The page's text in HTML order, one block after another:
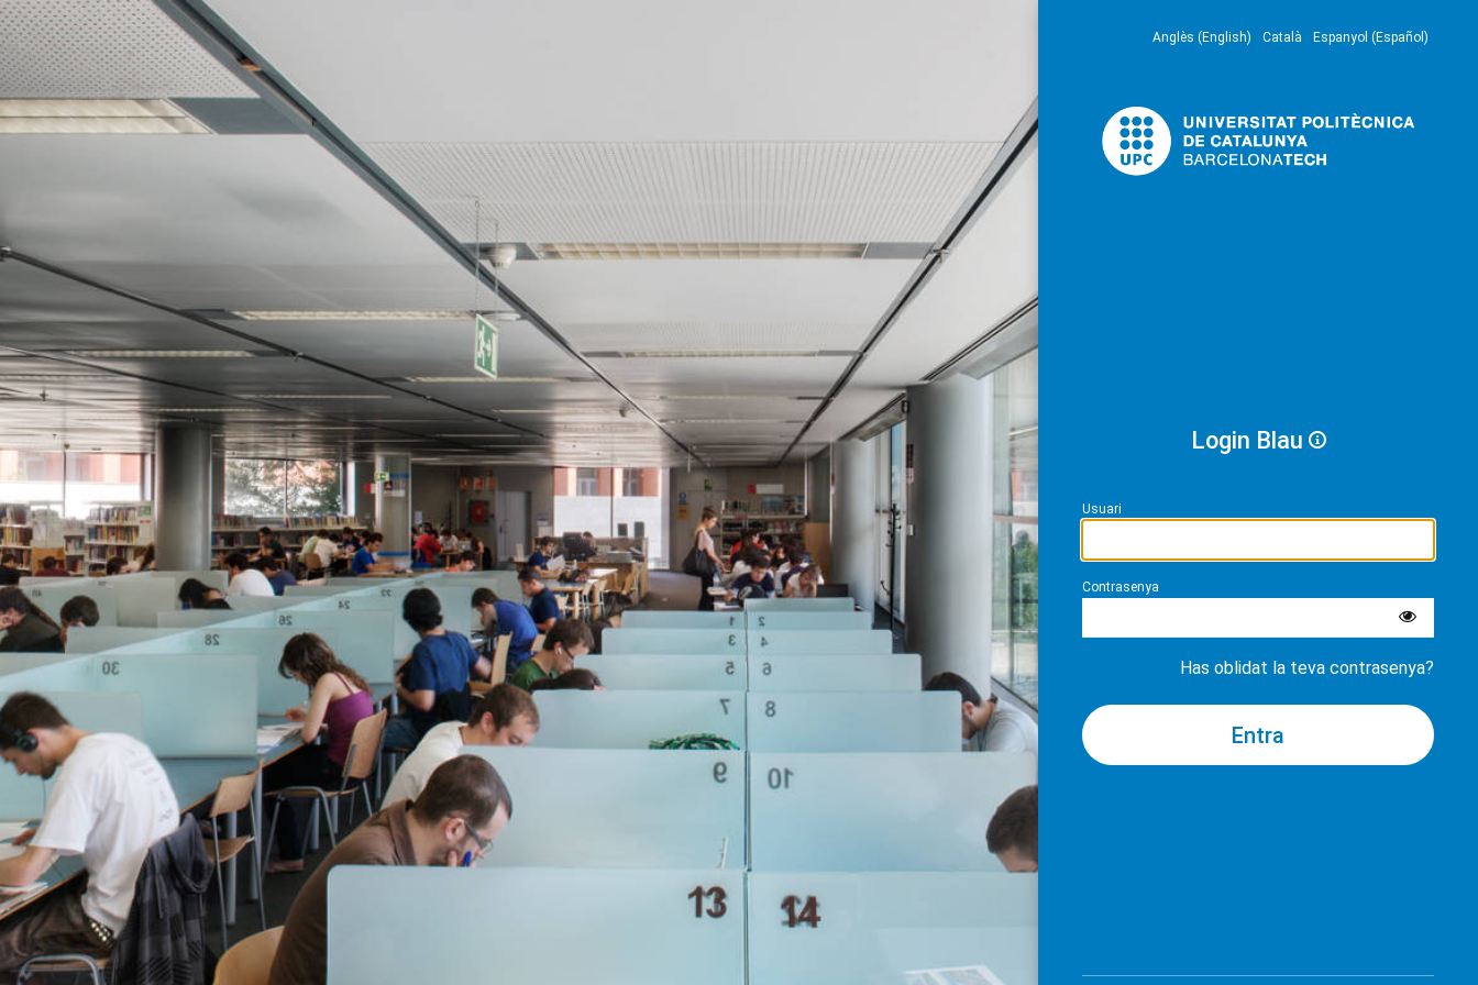
Anglès (English) Català Espanyol (Español)
Login Blau
Usuari
Contrasenya
Has oblidat la teva contrasenya?